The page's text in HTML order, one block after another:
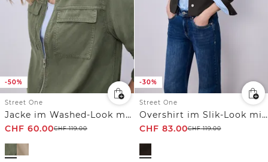
-50%
Street One
Jacke im Washed-Look mit Tunnelzug
CHF 60.00CHF119.00
-30%
Street One
Overshirt im Slik-Look mit Knopfleiste
CHF 83.00CHF119.00